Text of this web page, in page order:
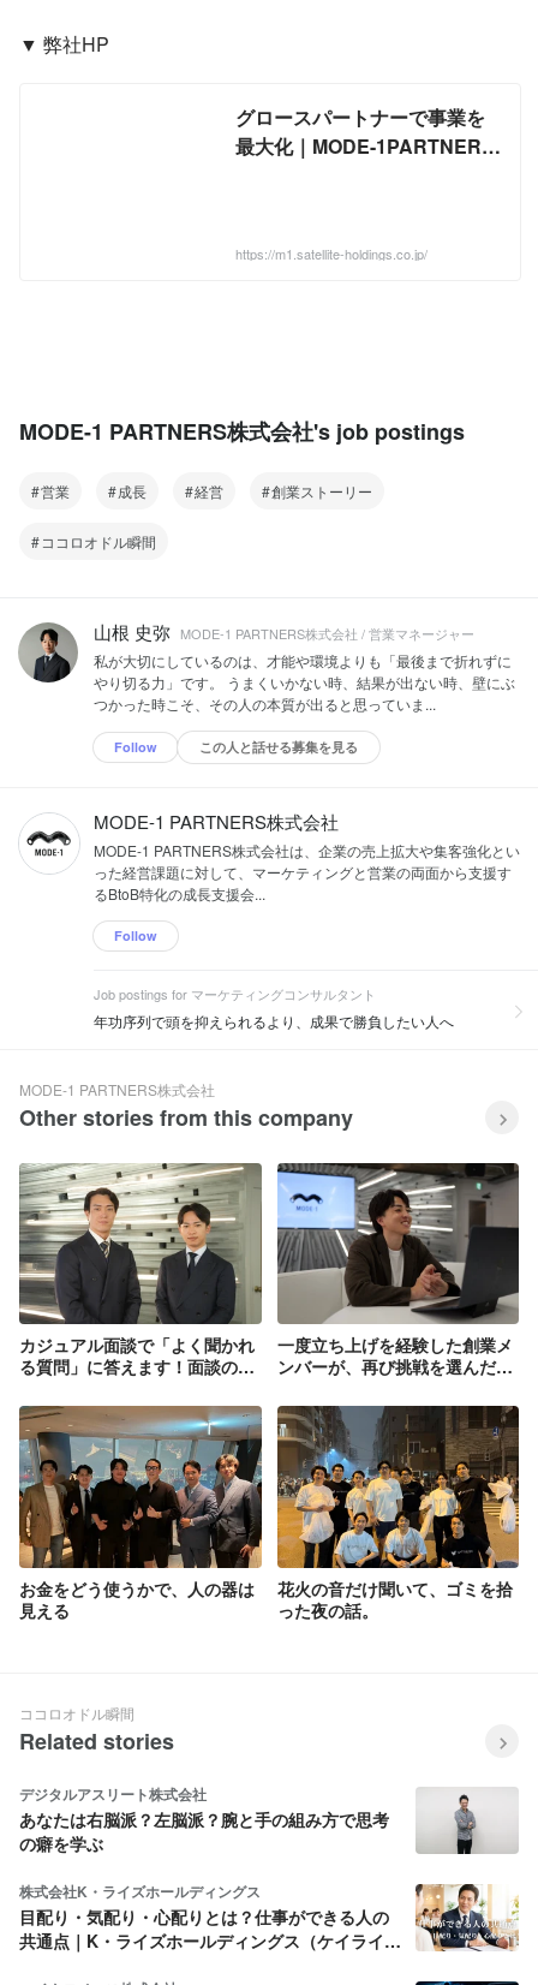
▼ 弊社HP
グロースパートナーで事業を
最大化｜MODE-1PARTNERS
https://m1.satellite-holdings.co.jp/
MODE-1 PARTNERS株式会社's job postings
営業 成長 経営 創業ストーリー
ココロオドル瞬間
山根 史弥 MODE-1 PARTNERS株式会社 / 営業マネージャー
私が大切にしているのは、才能や環境よりも「最後まで折れずに
やり切る力」です。 うまくいかない時、結果が出ない時、壁にぶ
つかった時こそ、その人の本質が出ると思っていま...
Follow この人と話せる募集を見る
MODE-1 PARTNERS株式会社
MODE-1 PARTNERS株式会社は、企業の売上拡大や集客強化とい
った経営課題に対して、マーケティングと営業の両面から支援す
るBtoB特化の成長支援会...
Follow
Job postings for マーケティングコンサルタント
年功序列で頭を抑えられるより、成果で勝負したい人へ
MODE-1 PARTNERS株式会社
Other stories from this company
カジュアル面談で「よく聞かれ
る質問」に答えます！面談の
一度立ち上げを経験した創業メ
ンバーが、再び挑戦を選んだ理
へ〜
お金をどう使うかで、人の器は
見える
花火の音だけ聞いて、ゴミを拾
った夜の話。
ココロオドル瞬間
Related stories
デジタルアスリート株式会社
あなたは右脳派？左脳派？腕と手の組み方で思考
の癖を学ぶ
株式会社K・ライズホールディングス
目配り・気配り・心配りとは？仕事ができる人の
共通点｜K・ライズホールディングス（ケイライ